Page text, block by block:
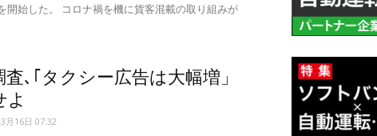
開始した。 コロナ禍を機に貨客混載の取り組みが
､｢タクシー広告は大幅増」
よ
月16日 07:32